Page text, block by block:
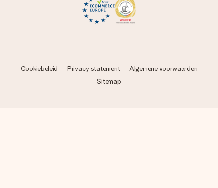
Cookiebeleid Privacy statement
Algemene voorwaarden
Sitemap